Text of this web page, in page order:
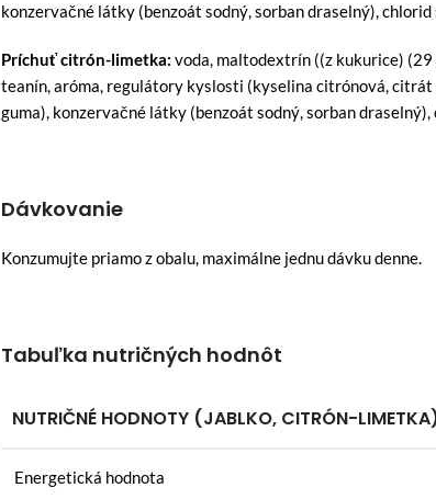
konzervačné látky (benzoát sodný, sorban draselný), chlorid
Príchuť citrón-limetka: voda, maltodextrín ((z kukurice)
teanín, aróma, regulátory kyslosti (kyselina citrónová,
guma), konzervačné látky (benzoát sodný, sorban draselný),
Dávkovanie
Konzumujte priamo z obalu, maximálne jednu dávku denne.
Tabuľka nutričných hodnôt
NUTRIČNÉ HODNOTY (JABLKO, CITRÓN-
Energetická hodnota